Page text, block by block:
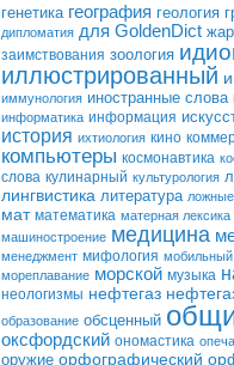
генетика география геология
дипломатия для GoldenDict
заимствования зоология
иллюстрированный
иммунология иностранные слова
информатика информация
история ихтиология кино
компьютеры космонавтика
слова кулинарный культурология
лингвистика литература
мат математика матерная лексика
машиностроение медицина
менеджмент мифология мобильный
мореплавание морской музыка
неологизмы нефтегаз
образование обсценный
оксфордский ономастика
оружие орфографический